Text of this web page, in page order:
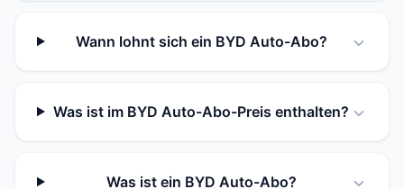
Wann lohnt sich ein BYD Auto-Abo?
Was ist im BYD Auto-Abo-Preis enthalten?
Was ist ein BYD Auto-Abo?